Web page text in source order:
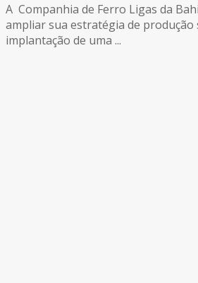
A Companhia de Ferro Ligas da
ampliar sua estratégia de produção
implantação de uma ...